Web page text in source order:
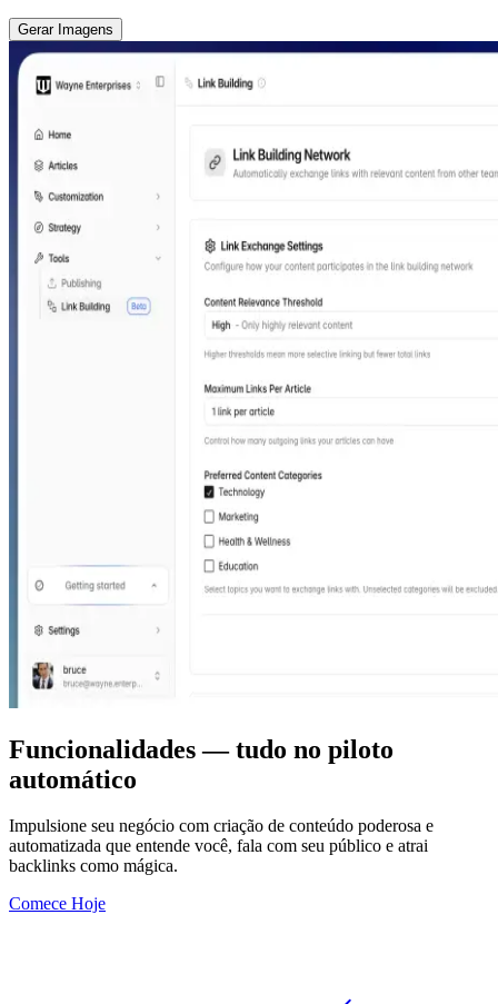
Gerar Imagens
Funcionalidades —tudo no piloto
automático
Impulsione seu negócio com criação de conteúdo poderosa e
automatizada que entende você, fala com seu público e atrai
backlinks como mágica.
Comece Hoje